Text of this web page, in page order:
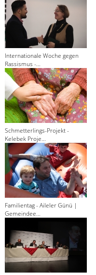
Internationale Woche gegen
Rassismus -...
Schmetterlings-Projekt -
Kelebek Proje...
Familientag - Aileler Günü |
Gemeindee...